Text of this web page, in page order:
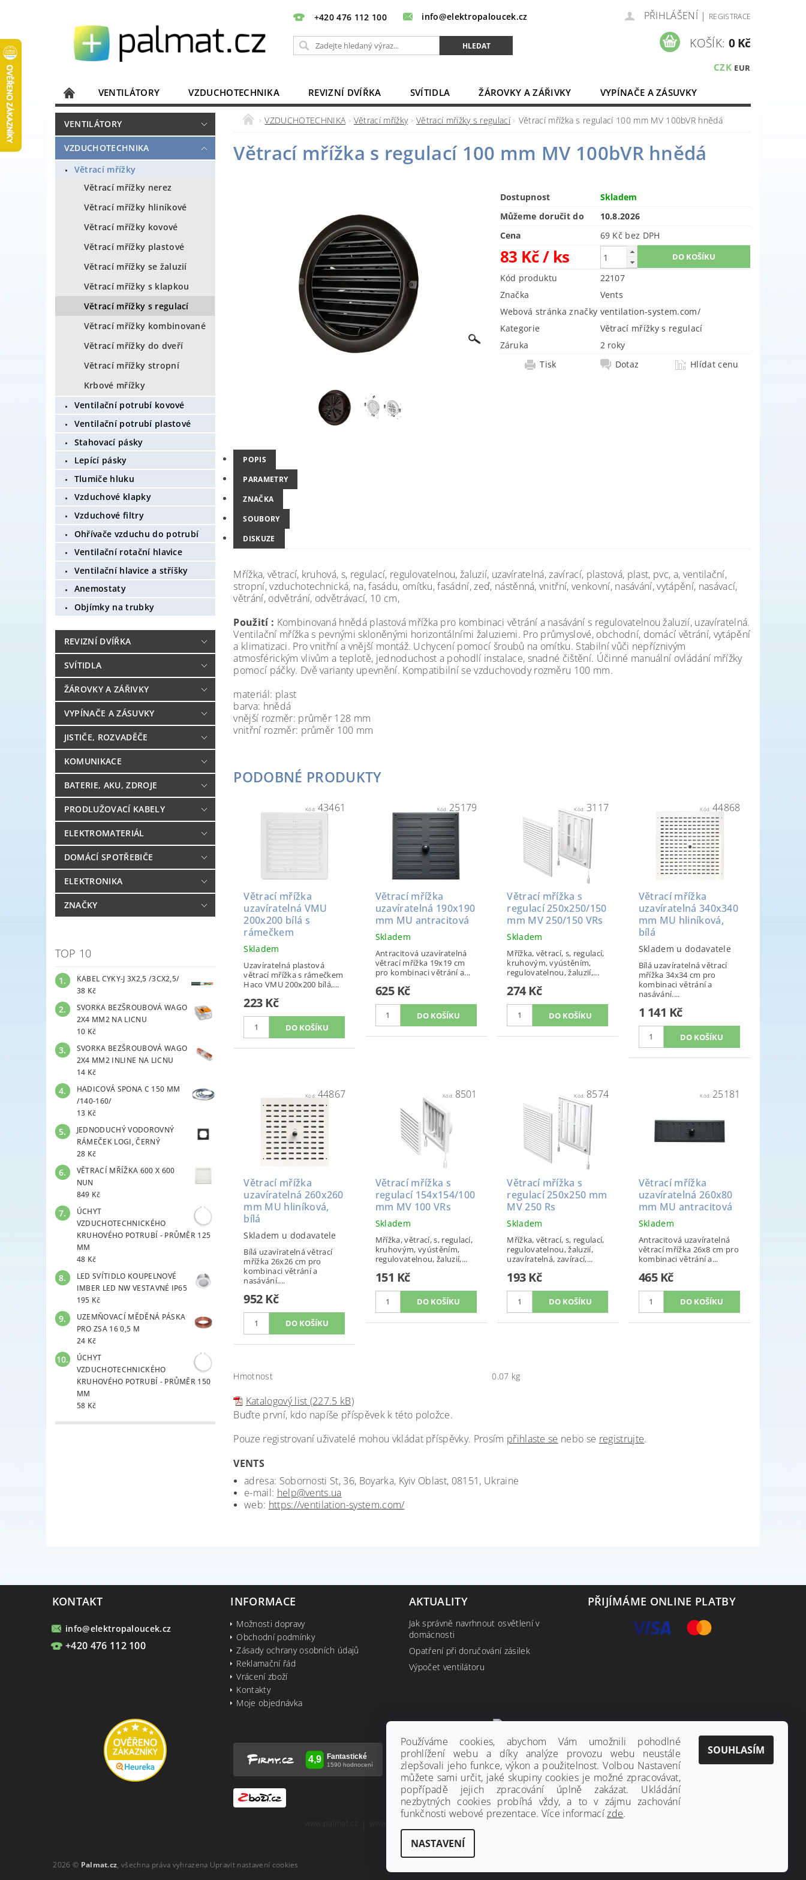
+420 476 112 100 info@elektropaloucek.cz PŘIHLÁŠENÍ | REGISTRACE
CZK EUR
KOŠÍK: 0 Kč
VENTILÁTORY VZDUCHOTECHNIKA REVIZNÍ DVÍŘKA SVÍTIDLA ŽÁROVKY A ZÁŘIVKY
VYPÍNAČE A ZÁSUVKY
JISTIČE, ROZVADĚČE
KOMUNIKACE
DOMÁCÍ SPOTŘEBIČE
ELEKTRONIKA
VENTILÁTORY
VZDUCHOTECHNIKA
Větrací mřížky
Větrací mřížky nerez
Větrací mřížky hliníkové
Větrací mřížky kovové
Větrací mřížky plastové
Větrací mřížky se žaluzií
Větrací mřížky s klapkou
Větrací mřížky s regulací
Větrací mřížky kombinované
Větrací mřížky do dveří
Větrací mřížky stropní
Krbové mřížky
Ventilační potrubí kovové
Ventilační potrubí plastové
Stahovací pásky
Lepící pásky
Tlumiče hluku
Vzduchové klapky
Vzduchové filtry
Ohřívače vzduchu do potrubí
Ventilační rotační hlavice
Ventilační hlavice a stříšky
Anemostaty
Objímky na trubky
REVIZNÍ DVÍŘKA
SVÍTIDLA
ŽÁROVKY A ZÁŘIVKY
VYPÍNAČE A ZÁSUVKY
JISTIČE, ROZVADĚČE
KOMUNIKACE
BATERIE, AKU, ZDROJE
PRODLUŽOVACÍ KABELY
ELEKTROMATERIÁL
DOMÁCÍ SPOTŘEBIČE
ELEKTRONIKA
ZNAČKY
TOP 10
KABEL CYKY-J 3X2,5 /3CX2,5/
38 Kč
SVORKA BEZŠROUBOVÁ WAGO
2X4 MM2 NA LICNU
10 Kč
SVORKA BEZŠROUBOVÁ WAGO
2X4 MM2 INLINE NA LICNU
14 Kč
HADICOVÁ SPONA C 150 MM
/140-160/
13 Kč
JEDNODUCHÝ VODOROVNÝ
RÁMEČEK LOGI, ČERNÝ
28 Kč
VĚTRACÍ MŘÍŽKA 600 X 600
NUN
849 Kč
ÚCHYT
VZDUCHOTECHNICKÉHO
KRUHOVÉHO POTRUBÍ - PRŮMĚR 125
MM
48 Kč
LED SVÍTIDLO KOUPELNOVÉ
IMBER LED NW VESTAVNÉ IP65
195 Kč
UZEMŇOVACÍ MĚDĚNÁ PÁSKA
PRO ZSA 16 0,5 M
24 Kč
ÚCHYT
VZDUCHOTECHNICKÉHO
KRUHOVÉHO POTRUBÍ - PRŮMĚR 150
MM
58 Kč
VZDUCHOTECHNIKA Větrací mřížky Větrací mřížky s regulací Větrací mřížka s regulací 100 mm MV 100bVR hnědá
Větrací mřížka s regulací 100 mm MV 100bVR hnědá
Dostupnost
Skladem
Můžeme doručit do
10.8.2026
Cena
69 Kč bez DPH
83 Kč/ ks
Kód produktu
22107
Značka
Vents
Webová stránka značky ventilation-system.com/
Kategorie
Větrací mřížky s regulací
Záruka
2 roky
Tisk
Dotaz Hlídat cenu
POPIS
PARAMETRY
ZNAČKA
SOUBORY
DISKUZE
Mřížka, větrací, kruhová, s, regulací, regulovatelnou, žaluzií, uzavíratelná, zavírací, plastová, plast, pvc, a, ventilační,
stropní, vzduchotechnická, na, fasádu, omítku, fasádní, zeď, nástěnná, vnitřní, venkovní, nasávání, vytápění, nasávací,
větrání, odvětrání, odvětrávací, 10 cm,
Použití : Kombinovaná hnědá plastová mřížka pro kombinaci větrání a nasávání s regulovatelnou žaluzií, uzavíratelná.
Ventilační mřížka s pevnými skloněnými horizontálními žaluziemi. Pro průmyslové, obchodní, domácí větrání, vytápění
a klimatizaci. Pro vnitřní a vnější montáž. Uchycení pomocí šroubů na omítku. Stabilní vůči nepříznivým
atmosférickým vlivům a teplotě, jednoduchost a pohodlí instalace, snadné čištění. Účinné manuální ovládání mřížky
pomocí páčky. Dvě varianty upevnění. Kompatibilní se vzduchovody rozměru 100 mm.
materiál: plast
barva: hnědá
vnější rozměr: průměr 128 mm
vnitřní rozměr: průměr 100 mm
PODOBNÉ PRODUKTY
Kód: 43461
Větrací mřížka
uzavíratelná VMU
200x200 bílá s
rámečkem
Skladem
Uzavíratelná plastová
větrací mřížka s rámečkem
Haco VMU 200x200 bílá,...
223 Kč
Kód: 25179
Větrací mřížka
uzavíratelná 190x190
mm MU antracitová
Skladem
Antracitová uzavíratelná
větrací mřížka 19x19 cm
pro kombinaci větrání a...
625 Kč
Kód: 3117
Větrací mřížka s
regulací 250x250/150
mm MV 250/150 VRs
Skladem
Mřížka, větrací, s, regulací,
kruhovým, vyústěním,
regulovatelnou, žaluzií,...
274 Kč
Kód:44868
Větrací mřížka
uzavíratelná 340x340
mm MU hliníková,
bílá
Skladem u dodavatele
Bílá uzavíratelná větrací
mřížka 34x34 cm pro
kombinaci větrání a
nasávání....
1 141 Kč
Kód: 44867
Větrací mřížka
uzavíratelná 260x260
mm MU hliníková,
bílá
Skladem u dodavatele
Bílá uzavíratelná větrací
mřížka 26x26 cm pro
kombinaci větrání a
nasávání....
952 Kč
Kód: 8501
Větrací mřížka s
regulací 154x154/100
mm MV 100 VRs
Skladem
Mřížka, větrací, s, regulací,
kruhovým, vyústěním,
regulovatelnou, žaluzií,...
151 Kč
Kód: 8574
Větrací mřížka s
regulací 250x250 mm
MV 250 Rs
Skladem
Mřížka, větrací, s, regulací,
regulovatelnou, žaluzií,
uzavíratelná, zavírací,...
193 Kč
Kód: 25181
Větrací mřížka
uzavíratelná 260x80
mm MU antracitová
Skladem
Antracitová uzavíratelná
větrací mřížka 26x8 cm pro
kombinaci větrání a...
465 Kč
Hmotnost 0.07 kg
Katalogový list (227.5 kB)
Buďte první, kdo napíše příspěvek k této položce.
Pouze registrovaní uživatelé mohou vkládat příspěvky. Prosím přihlaste se nebo se registrujte.
VENTS
adresa: Sobornosti St, 36, Boyarka, Kyiv Oblast, 08151, Ukraine
e-mail: help@vents.ua
web: https://ventilation-system.com/
KONTAKT
info@elektropaloucek.cz
+420 476 112 100
INFORMACE
Možnosti dopravy
Obchodní podmínky
Zásady ochrany osobních údajů
Reklamační řád
Vrácení zboží
Kontakty
Moje objednávka
AKTUALITY
Jak správně navrhnout osvětlení v
domácnosti
Opatření při doručování zásilek
Výpočet ventilátoru
PŘIJÍMÁME ONLINE PLATBY
www.vzduchotechnika-ventilatory.cz
2026 © Palmat.cz, všechna práva vyhrazena Upravit nastavení cookies
Používáme cookies, abychom Vám umožnili pohodlné
prohlížení webu a díky analýze provozu webu neustále
zlepšovali jeho funkce, výkon a použitelnost. Volbou Nastavení
můžete sami určit, jaké skupiny cookies je možné zpracovávat,
popřípadě jejich zpracování úplně zakázat. Ukládání
nezbytných cookies probíhá vždy, a to v zájmu zachování
funkčnosti webové prezentace. Více informacízde.
NASTAVENÍ
SOUHLASÍM